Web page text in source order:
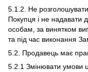
5.1.2. Не
Покупця і не надавати
особам, за винятком
та під час виконання
5.2. Продавець має
5.2.1 Змінювати умови